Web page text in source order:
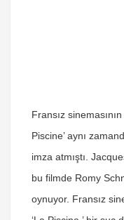
Fransız
Piscine’ aynı
imza atmıştı.
bu filmde Romy
oynuyor. Fransız